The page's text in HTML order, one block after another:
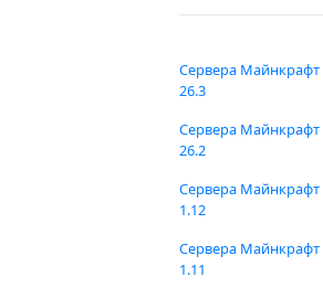
Сервера Майнкрафт
26.3
Сервера Майнкрафт
26.2
Сервера Майнкрафт
1.12
Сервера Майнкрафт
1.11